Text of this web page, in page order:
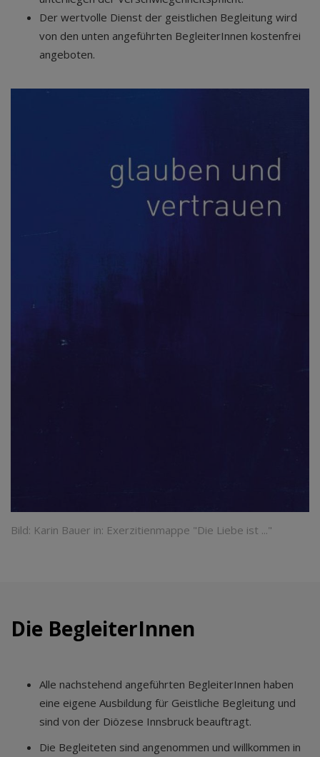
Der wertvolle Dienst der geistlichen Begleitung wird
von den unten angeführten BegleiterInnen kostenfrei
angeboten.
Bild: Karin Bauer in: Exerzitienmappe "Die Liebe ist ..."
Die BegleiterInnen
Alle nachstehend angeführten BegleiterInnen haben
eine eigene Ausbildung für Geistliche Begleitung und
sind von der Diözese Innsbruck beauftragt.
Die Begleiteten sind angenommen und willkommen in